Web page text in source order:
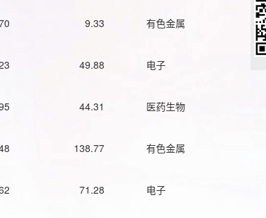
9.33 有色金属
49.88 电子
44.31 医药生物
138.77 有色金属
71.28 电子